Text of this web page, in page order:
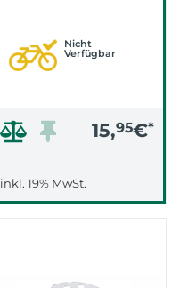
Nicht
Verfügbar
15,95€*
inkl. 19% MwSt.